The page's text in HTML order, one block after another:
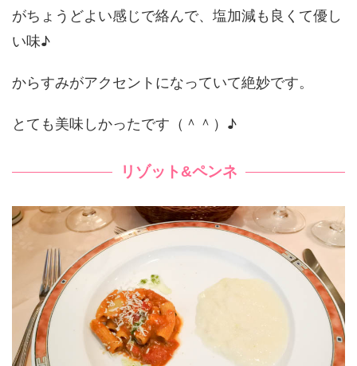
がちょうどよい感じで絡んで、塩加減も良くて優し
い味♪
からすみがアクセントになっていて絶妙です。
とても美味しかったです（＾＾）♪
リゾット&ペンネ